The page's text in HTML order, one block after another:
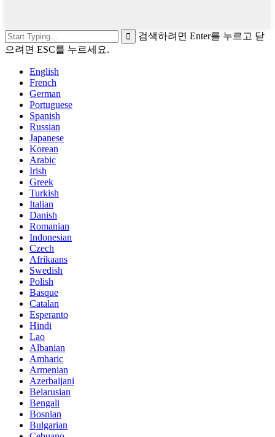
검색하려면 Enter를 누르고 닫
으려면 ESC를 누르세요.
English
French
German
Portuguese
Spanish
Russian
Japanese
Korean
Arabic
Irish
Greek
Turkish
Italian
Danish
Romanian
Indonesian
Czech
Afrikaans
Swedish
Polish
Basque
Catalan
Esperanto
Hindi
Lao
Albanian
Amharic
Armenian
Azerbaijani
Belarusian
Bengali
Bosnian
Bulgarian